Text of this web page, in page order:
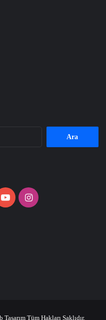
YouTubeInstagram
Tüm Hakları Saklıdır.